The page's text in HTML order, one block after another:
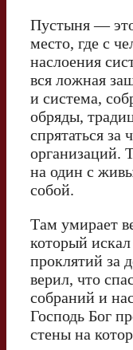
Пустыня —
место, где с
наслоения
вся ложная
и система,
обряды,
спрятаться
организаций.
на один с
собой.
Там умирает
который
проклятий за
верил, что
собраний и
Господь Бог
стены на